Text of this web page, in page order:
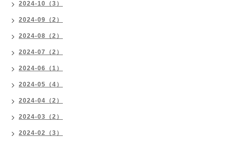
2024-10（3）
2024-09（2）
2024-08（2）
2024-07（2）
2024-06（1）
2024-05（4）
2024-04（2）
2024-03（2）
2024-02（3）